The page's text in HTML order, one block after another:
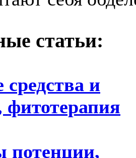
статьи:
и
фитотерапия
потенции,